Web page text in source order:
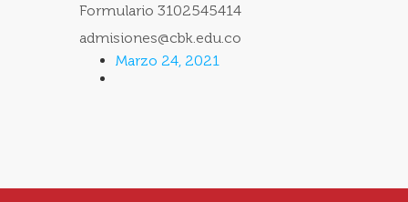
Formulario 3102545414
admisiones@cbk.edu.co
Marzo 24, 2021